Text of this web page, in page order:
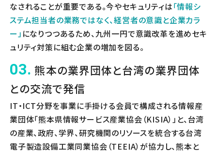
なされることが重要である。今やセキュリティは「情報シ
ステム担当者の業務ではなく、経営者の意識と企業カラ
ー」 になりつつあるため、九州一円で意識改革を進めセキ
ュリティ対策に組む企業の増加を図る。
03. 熊本の業界団体と台湾の業界団体
との交流で発信
IT・ICT分野を事業に手掛ける会員で構成される情報産
業団体「熊本県情報サービス産業協会（KISIA）」と、台湾
の産業、政府、学界、研究機関のリソースを統合する台湾
電子製造設備工業同業協会（TEEIA）が協力し、熊本と